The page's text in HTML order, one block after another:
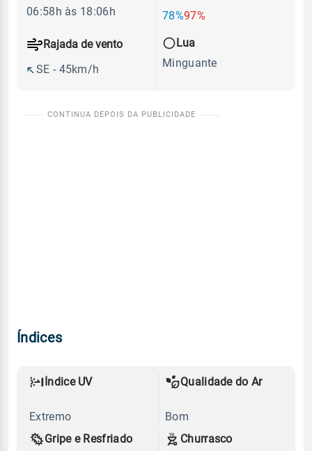
78%97%
Rajada de vento
SE - 45km/h
06:58h às 18:06h
Lua
Minguante
Índices
Índice UV
Extremo
Qualidade do Ar
Bom
Gripe e Resfriado
Churrasco